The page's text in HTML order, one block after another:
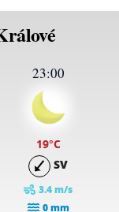
23:00
19°C
SV
3.4 m/s
0 mm